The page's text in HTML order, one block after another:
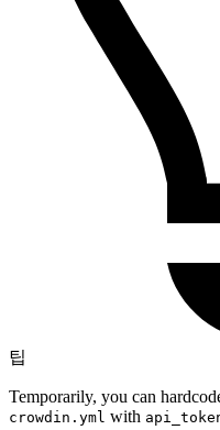
팁
Temporarily, you can
crowdin.yml with